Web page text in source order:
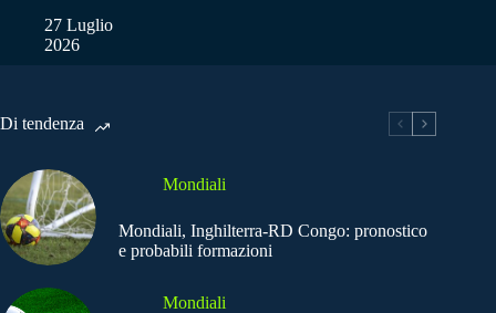
27 Luglio
2026
Di tendenza
Mondiali
Mondiali, Inghilterra-RD Congo: pronostico
e probabili formazioni
Mondiali